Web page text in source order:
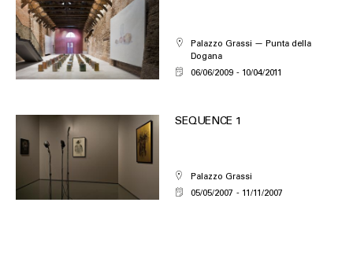
Palazzo Grassi — Punta della
Dogana
06/06/2009
10/04/2011
SEQUENCE 1
Palazzo Grassi
05/05/2007
11/11/2007